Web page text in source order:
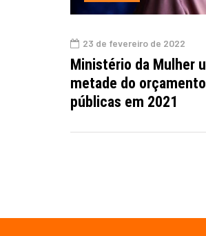
23 de fevereiro de 2022
Ministério da Mulher
metade do
públicas em 2021